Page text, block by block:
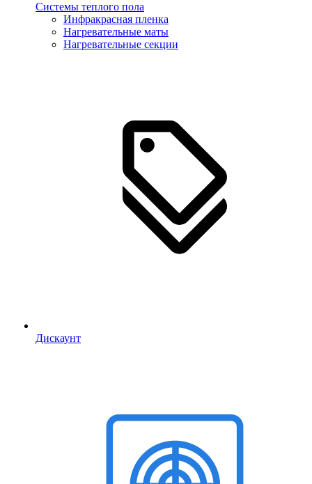
Системы теплого пола
Инфракрасная пленка
Нагревательные маты
Нагревательные секции
Дискаунт